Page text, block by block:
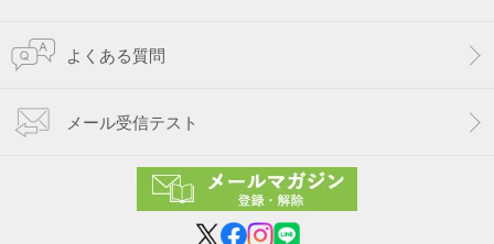
よくある質問
メール受信テスト